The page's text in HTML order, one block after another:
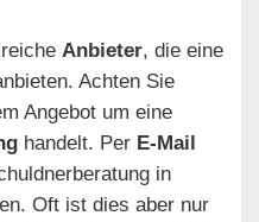
Anbieter, die eine
Achten Sie
Angebot um eine
handelt. Per E-Mail
in
Oft ist dies aber nur